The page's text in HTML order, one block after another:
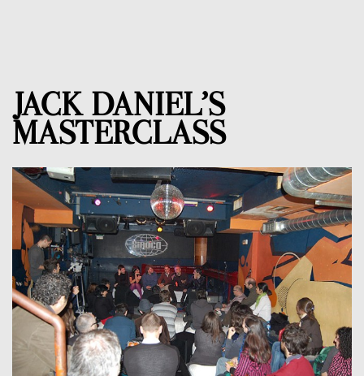
JACK DANIEL’S
MASTERCLASS